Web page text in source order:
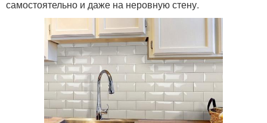
самостоятельно и даже на неровную стену.